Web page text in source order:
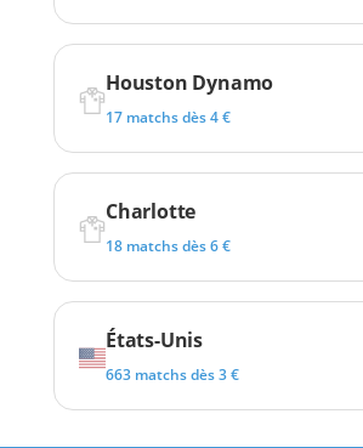
Houston Dynamo
17 matchs dès 4 €
Charlotte
18 matchs dès 6 €
États-Unis
663 matchs dès 3 €